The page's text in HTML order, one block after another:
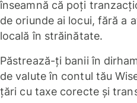
înseamnă că poți
de oriunde ai locui, fără a
locală în străinătate.
Păstrează-ți banii în
de valute în contul tău
țări cu taxe corecte și